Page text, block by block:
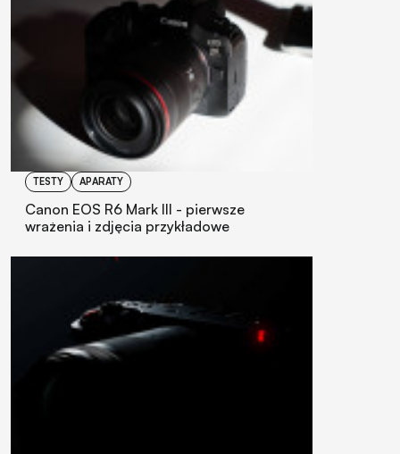
TESTY APARATY
Canon EOS R6 Mark III - pierwsze
wrażenia i zdjęcia przykładowe